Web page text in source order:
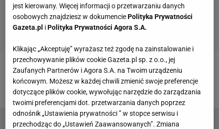
Zobacz wideoSłoweńcy już wkrótce mogą mieć
przewagę nad resztą świata w skokach
jest kierowany. Więcej informacji o przetwarzaniu danych
osobowych znajdziesz w dokumenciePolityka Prywatności
Gazeta.pl iPolityka Prywatności Agora S.A.
Klikając „Akceptuję” wyrażasz też zgodę na zainstalowanie i
przechowywanie plików cookie Gazeta.pl sp. z o.o., jej
Zaufanych Partnerów i Agora S.A. na Twoim urządzeniu
końcowym. Możesz w każdej chwili zmienić swoje preferencje
dotyczące plików cookie, wywołując narzędzie do zarządzania
twoimi preferencjami dot. przetwarzania danych poprzez
odnośnik „Ustawienia prywatności ” w stopce serwisu i
przechodząc do „Ustawień Zaawansowanych”. Zmiana